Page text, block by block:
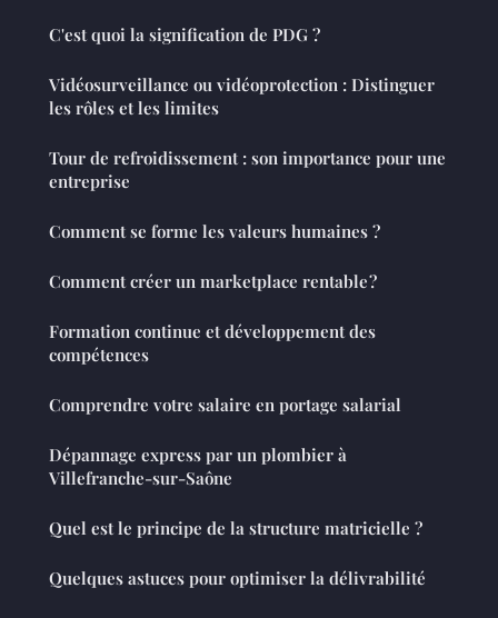
C'est quoi la signification de PDG ?
Vidéosurveillance ou vidéoprotection : Distinguer
les rôles et les limites
Tour de refroidissement : son importance pour une
entreprise
Comment se forme les valeurs humaines ?
Comment créer un marketplace rentable ?
Formation continue et développement des
compétences
Comprendre votre salaire en portage salarial
Dépannage express par un plombier à
Villefranche-sur-Saône
Quel est le principe de la structure matricielle ?
Quelques astuces pour optimiser la délivrabilité